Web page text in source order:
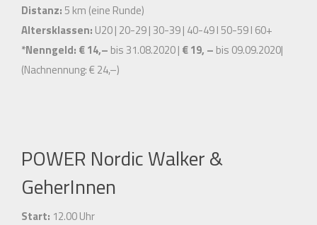
Distanz: 5 km (eine Runde)
Altersklassen: U20 | 20-29 | 30-39 | 40-49 I 50-59 I 60+
*Nenngeld: € 14,– bis 31.08.2020 | € 19, – bis 09.09.2020|
(Nachnennung: € 24,–)
POWER Nordic Walker &
GeherInnen
Start: 12.00 Uhr